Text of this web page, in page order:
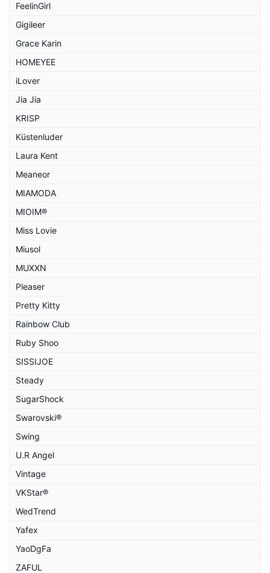
FeelinGirl
Gigileer
Grace Karin
HOMEYEE
iLover
Jia Jia
KRISP
Küstenluder
Laura Kent
Meaneor
MIAMODA
MIOIM®
Miss Lovie
Miusol
MUXXN
Pleaser
Pretty Kitty
Rainbow Club
Ruby Shoo
SISSIJOE
Steady
SugarShock
Swarovski®
Swing
U.R Angel
Vintage
VKStar®
WedTrend
Yafex
YaoDgFa
ZAFUL